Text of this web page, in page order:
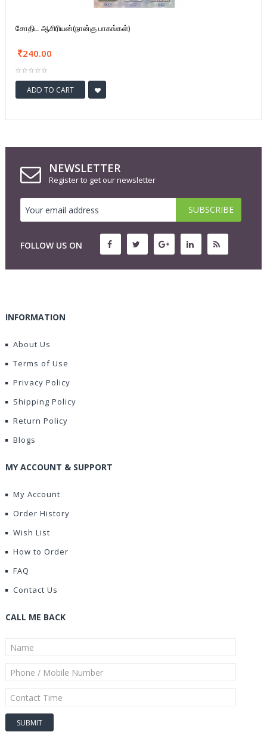
சோதிட ஆசிரியன்(நான்கு பாகங்கள்)
240.00
ADD TO CART
NEWSLETTER
Register to get our newsletter
FOLLOW US ON
INFORMATION
About Us
Terms of Use
Privacy Policy
Shipping Policy
Return Policy
Blogs
MY ACCOUNT & SUPPORT
My Account
Order History
Wish List
How to Order
FAQ
Contact Us
CALL ME BACK